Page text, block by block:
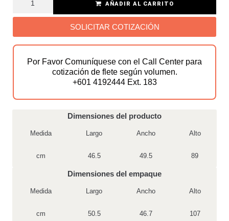
AÑADIR AL CARRITO
SOLICITAR COTIZACIÓN
Por Favor Comuníquese con el Call Center para
cotización de flete según volumen.
+601 4192444 Ext. 183
Dimensiones del producto
Medida Largo Ancho Alto
cm 46.5 49.5 89
Dimensiones del empaque
Medida Largo Ancho Alto
cm 50.5 46.7 107